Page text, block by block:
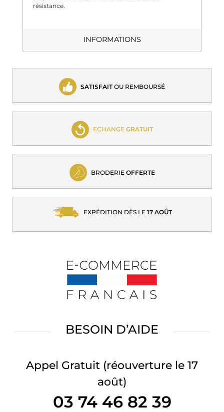
résistance.
INFORMATIONS
SATISFAITOU REMBOURSÉ
ECHANGE GRATUIT
BRODERIE OFFERTE
EXPÉDITION DÈS LE 17 AOÛT
BESOIN D’AIDE
Appel Gratuit (réouverture le 17
août)
03 74 46 82 39